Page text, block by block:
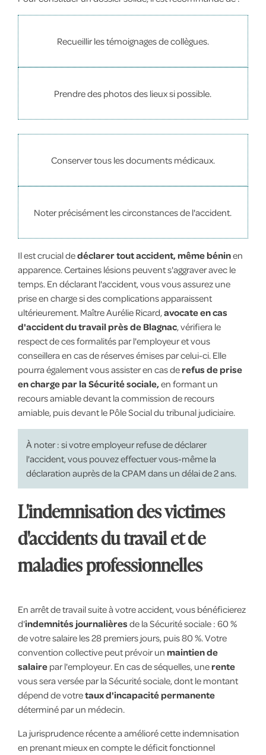
Recueillir les témoignages de collègues.
Prendre des photos des lieux si possible.
Conserver tous les documents médicaux.
Noter précisément les circonstances de l'accident.
Il est crucial dedéclarer tout accident, même béninen
apparence. Certaines lésions peuvent s'aggraver avec le
temps. En déclarant l'accident, vous vous assurez une
prise en charge si des complications apparaissent
ultérieurement. Maître Aurélie Ricard,avocate en cas
d'accident du travail près de Blagnac, vérifiera le
respect de ces formalités par l'employeur et vous
conseillera en cas de réserves émises par celui-ci. Elle
pourra également vous assister en cas derefus de prise
en charge par la Sécurité sociale, en formant un
recours amiable devant la commission de recours
amiable, puis devant le Pôle Social du tribunal judiciaire.
À noter : si votre employeur refuse de déclarer
l'accident, vous pouvez effectuer vous-même la
déclaration auprès de la CPAM dans un délai de 2 ans.
L'indemnisation des victimes
d'accidents du travail et de
maladies professionnelles
En arrêt de travail suite à votre accident, vous bénéficierez
d'indemnités journalières de la Sécurité sociale : 60 %
de votre salaire les 28 premiers jours, puis 80 %. Votre
convention collective peut prévoir un maintien de
salairepar l'employeur. En cas de séquelles, unerente
vous sera versée par la Sécurité sociale, dont le montant
dépend de votretaux d'incapacité permanente
déterminé par un médecin.
La jurisprudence récente a amélioré cette indemnisation
en prenant mieux en compte le déficit fonctionnel